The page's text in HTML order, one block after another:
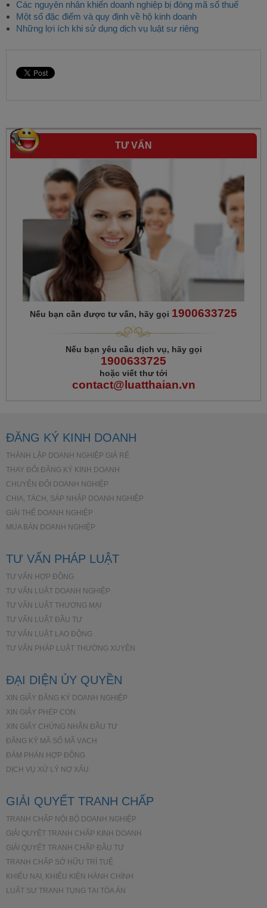
Các nguyên nhân khiến doanh nghiệp bị đóng mã số thuế
Một số đặc điểm và quy định về hộ kinh doanh
Những lợi ích khi sử dụng dịch vụ luật sư riêng
TƯ VẤN
Nếu bạn cần được tư vấn, hãy gọi 1900633725
Nếu bạn yêu cầu dịch vụ, hãy gọi
1900633725
hoặc viết thư tới
contact@luatthaian.vn
ĐĂNG KÝ KINH DOANH
THÀNH LẬP DOANH NGHIỆP GIÁ RẺ
THAY ĐỔI ĐĂNG KÝ KINH DOANH
CHUYỂN ĐỔI DOANH NGHIỆP
CHIA, TÁCH, SÁP NHẬP DOANH NGHIỆP
GIẢI THỂ DOANH NGHIỆP
MUA BÁN DOANH NGHIỆP
TƯ VẤN PHÁP LUẬT
TƯ VẤN HỢP ĐỒNG
TƯ VẤN LUẬT DOANH NGHIỆP
TƯ VẤN LUẬT THƯƠNG MẠI
TƯ VẤN LUẬT ĐẦU TƯ
TƯ VẤN LUẬT LAO ĐỘNG
TƯ VẤN PHÁP LUẬT THƯỜNG XUYÊN
ĐẠI DIỆN ỦY QUYỀN
XIN GIẤY ĐĂNG KÝ DOANH NGHIỆP
XIN GIẤY PHÉP CON
XIN GIẤY CHỨNG NHẬN ĐẦU TƯ
ĐĂNG KÝ MÃ SỐ MÃ VẠCH
ĐÀM PHÁN HỢP ĐỒNG
DỊCH VỤ XỬ LÝ NỢ XẤU
GIẢI QUYẾT TRANH CHẤP
TRANH CHẤP NỘI BỘ DOANH NGHIỆP
GIẢI QUYẾT TRANH CHẤP KINH DOANH
GIẢI QUYẾT TRANH CHẤP ĐẦU TƯ
TRANH CHẤP SỞ HỮU TRÍ TUỆ
KHIẾU NẠI, KHIẾU KIỆN HÀNH CHÍNH
LUẬT SƯ TRANH TỤNG TẠI TÒA ÁN